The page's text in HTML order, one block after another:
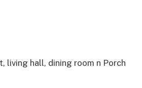
living hall, dining room n Porch